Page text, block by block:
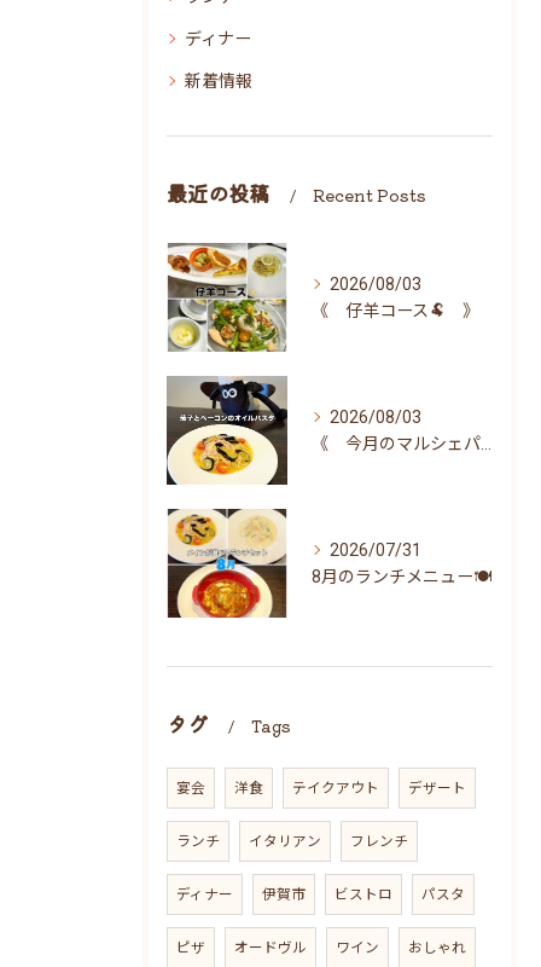
ディナー
新着情報
最近の投稿 Recent Posts
2026/08/03
《 仔羊コース🐏 》
2026/08/03
2026/07/31
8月のランチメニュー🍽
タグ Tags
宴会 洋食 テイクアウト デザート
ランチ イタリアン フレンチ
ディナー 伊賀市 ビストロ パスタ
ピザ オードヴル ワイン おしゃれ